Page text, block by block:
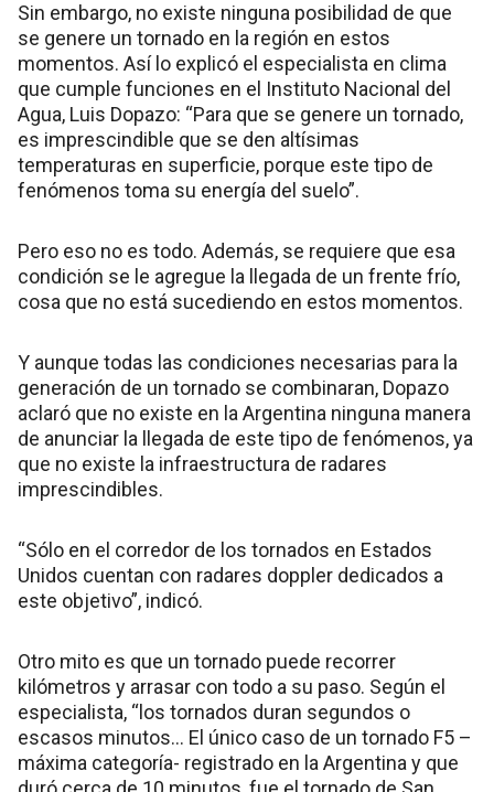
Sin embargo, no existe ninguna posibilidad de que
se genere un tornado en la región en estos
momentos. Así lo explicó el especialista en clima
que cumple funciones en el Instituto Nacional del
Agua, Luis Dopazo: “Para que se genere un tornado,
es imprescindible que se den altísimas
temperaturas en superficie, porque este tipo de
fenómenos toma su energía del suelo”.
Pero eso no es todo. Además, se requiere que esa
condición se le agregue la llegada de un frente frío,
cosa que no está sucediendo en estos momentos.
Y aunque todas las condiciones necesarias para la
generación de un tornado se combinaran, Dopazo
aclaró que no existe en la Argentina ninguna manera
de anunciar la llegada de este tipo de fenómenos, ya
que no existe la infraestructura de radares
imprescindibles.
“Sólo en el corredor de los tornados en Estados
Unidos cuentan con radares doppler dedicados a
este objetivo”, indicó.
Otro mito es que un tornado puede recorrer
kilómetros y arrasar con todo a su paso. Según el
especialista, “los tornados duran segundos o
escasos minutos… El único caso de un tornado F5 –
máxima categoría- registrado en la Argentina y que